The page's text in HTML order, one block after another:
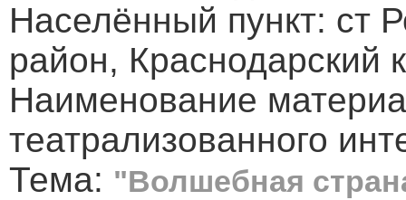
Населённый пункт: ст
район, Краснодарский
Наименование
театрализованного
Тема: "Волшебная